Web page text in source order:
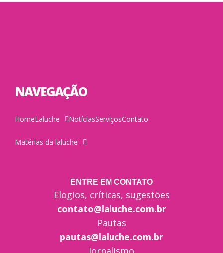
NAVEGAÇÃO
HomeLaluche NotíciasServiçosContato
Matérias da laluche
ENTRE EM CONTATO
Elogios, críticas, sugestões
contato@laluche.com.br
Pautas
pautas@laluche.com.br
Jornalismo